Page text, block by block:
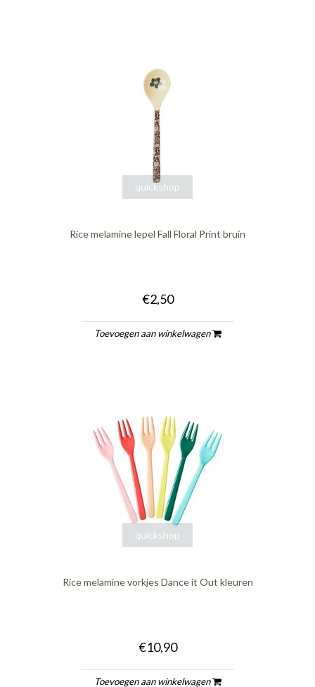
quickshop
Rice melamine lepel Fall Floral Print bruin
€2,50
Toevoegen aan winkelwagen
quickshop
Rice melamine vorkjes Dance it Out kleuren
€10,90
Toevoegen aan winkelwagen